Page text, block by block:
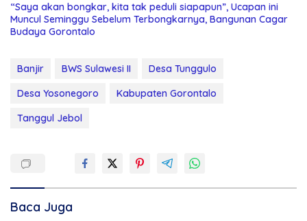
“Saya akan bongkar, kita tak peduli siapapun”, Ucapan ini
Muncul Seminggu Sebelum Terbongkarnya, Bangunan Cagar
Budaya Gorontalo
Banjir BWS Sulawesi II
Desa Tunggulo
Desa Yosonegoro
Kabupaten Gorontalo
Tanggul Jebol
Baca Juga